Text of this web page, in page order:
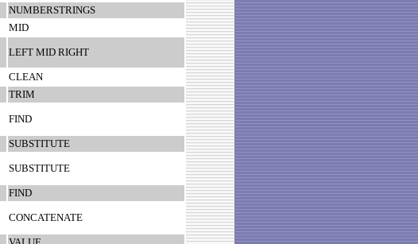
NUMBERSTRINGS
MID
LEFT MID RIGHT
CLEAN
TRIM
FIND
SUBSTITUTE
SUBSTITUTE
FIND
CONCATENATE